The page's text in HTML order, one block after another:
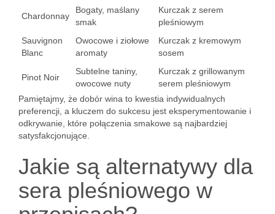
Chardonnay
Bogaty, maślany
smak
Kurczak z serem
pleśniowym
Sauvignon
Blanc
Owocowe i ziołowe
aromaty
Kurczak z kremowym
sosem
Pinot Noir
Subtelne taniny,
owocowe nuty
Kurczak z grillowanym
serem pleśniowym
Pamiętajmy, że dobór wina to kwestia indywidualnych
preferencji, a kluczem do sukcesu jest eksperymentowanie i
odkrywanie, które połączenia smakowe są najbardziej
satysfakcjonujące.
Jakie są alternatywy dla
sera pleśniowego w